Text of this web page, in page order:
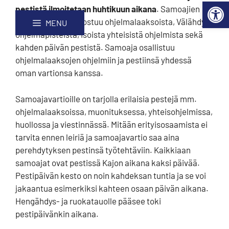
MENU
huhtikuun aikana
pestistä ilmoitetaan huhtikuun aikana. Samoajien
ohjelma Kajolla koostuu ohjelmalaaksoista, Välähdys-
ohjelmapisteistä, isoista yhteisistä ohjelmista sekä
kahden päivän pestistä. Samoaja osallistuu
ohjelmalaaksojen ohjelmiin ja pestiinsä yhdessä
oman vartionsa kanssa.
Samoajavartioille on tarjolla erilaisia pestejä mm.
ohjelmalaaksoissa, muonituksessa, yhteisohjelmissa,
huollossa ja viestinnässä. Mitään erityisosaamista ei
tarvita ennen leiriä ja samoajavartio saa aina
perehdytyksen pestinsä työtehtäviin. Kaikkiaan
samoajat ovat pestissä Kajon aikana kaksi päivää.
Pestipäivän kesto on noin kahdeksan tuntia ja se voi
jakaantua esimerkiksi kahteen osaan päivän aikana.
Hengähdys- ja ruokatauolle pääsee toki
pestipäivänkin aikana.